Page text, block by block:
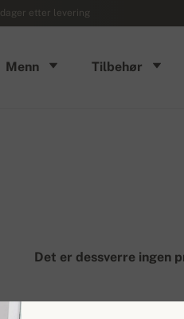
etter levering
Menn Tilbehør
Det er dessverre ingen